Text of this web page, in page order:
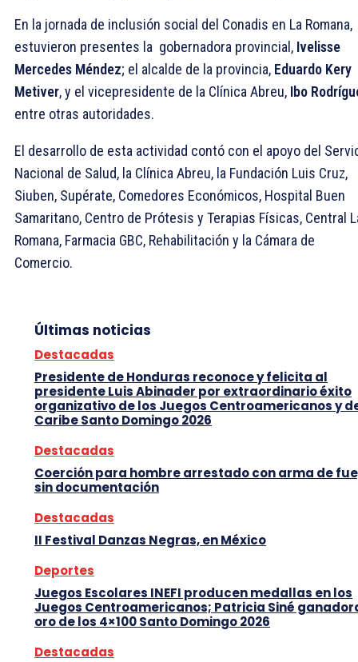
En la jornada de inclusión social del Conadis en La Romana,
estuvieron presentes la gobernadora provincial, Ivelisse
Mercedes Méndez; el alcalde de la provincia, Eduardo Kery
Metiver, y el vicepresidente de la Clínica Abreu, Ibo
entre otras autoridades.
El desarrollo de esta actividad contó con el apoyo del
Nacional de Salud, la Clínica Abreu, la Fundación Luis Cruz,
Siuben, Supérate, Comedores Económicos, Hospital Buen
Samaritano, Centro de Prótesis y Terapias Físicas, Central
Romana, Farmacia GBC, Rehabilitación y la Cámara de
Comercio.
Últimas noticias
Destacadas
Presidente de Honduras reconoce y felicita al
presidente Luis Abinader por extraordinario éxito
organizativo de los Juegos Centroamericanos y
Caribe Santo Domingo 2026
Destacadas
Coerción para hombre arrestado con arma de
sin documentación
Destacadas
II Festival Danzas Negras, en México
Deportes
Juegos Escolares INEFI producen medallas en los
Juegos Centroamericanos; Patricia Siné
oro de los 4×100 Santo Domingo 2026
Destacadas